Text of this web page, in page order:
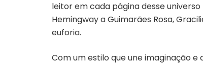
leitor em cada página desse
Hemingway a Guimarães Rosa,
euforia.
Com um estilo que une imaginação